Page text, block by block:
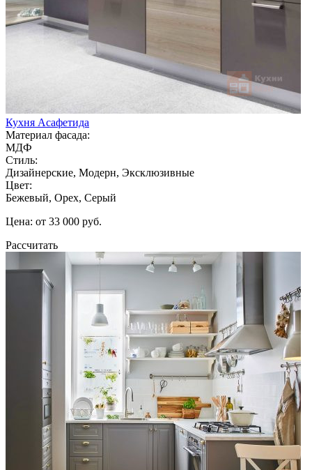
Кухня Асафетида
Материал фасада:
МДФ
Стиль:
Дизайнерские, Модерн, Эксклюзивные
Цвет:
Бежевый, Орех, Серый
Цена: от 33 000 руб.
Рассчитать